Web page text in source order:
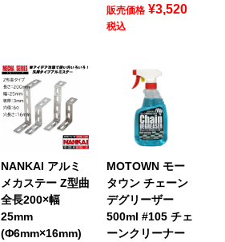
販売価格 ¥3,520
税込
NANKAI アルミ
メカステー Z型曲
全長200×幅
25mm
(Φ6mm×16mm)
MOTOWN モー
タウン チェーン
デグリーザー
500ml #105 チェ
ーンクリーナー